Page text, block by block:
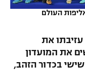
העולם
את
את המועדון
בכדור הזהב,